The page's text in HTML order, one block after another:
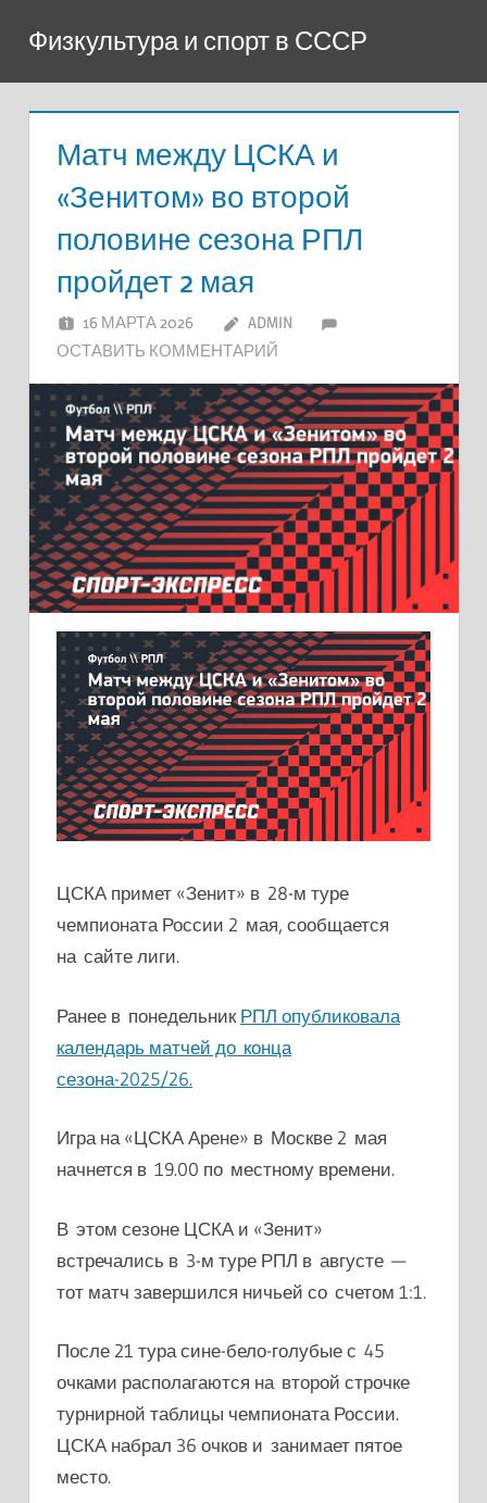
содержимому
Физкультура и спорт в СССР
Матч между ЦСКА и
«Зенитом» во второй
половине сезона РПЛ
пройдет 2 мая
16 МАРТА 2026
ADMIN
ОСТАВИТЬ КОММЕНТАРИЙ
ЦСКА примет «Зенит» в 28-м туре
чемпионата России 2 мая, сообщается
на сайте лиги.
Ранее в понедельникРПЛ опубликовала
календарь матчей до конца
сезона-2025/26.
Игра на «ЦСКА Арене» в Москве 2 мая
начнется в 19.00 по местному времени.
В этом сезоне ЦСКА и «Зенит»
встречались в 3-м туре РПЛ в августе —
тот матч завершился ничьей со счетом 1:1.
После 21 тура сине-бело-голубые с 45
очками располагаются на второй строчке
турнирной таблицы чемпионата России.
ЦСКА набрал 36 очков и занимает пятое
место.